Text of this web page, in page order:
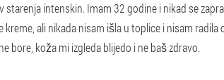
intenskin. Imam 32 godine i nikad se
ali nikada nisam išla u toplice i nisam radila
bore, koža mi izgleda blijedo i ne baš zdravo.